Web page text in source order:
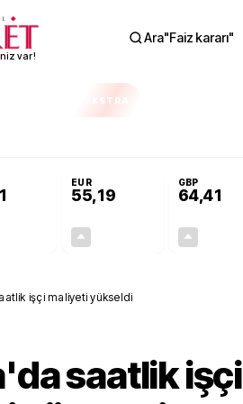
var!
Ara"Faiz kararı"
EKSTRA
EUR
55,19
GBP
64,41
işçi maliyeti yükseldi
saatlik işçi